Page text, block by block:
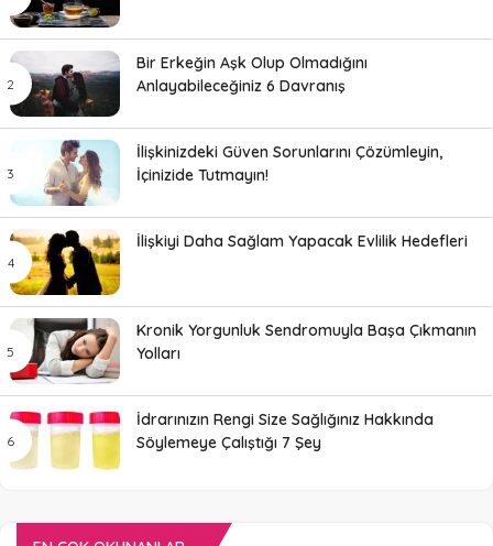
Bir Erkeğin Aşk Olup Olmadığını
Anlayabileceğiniz 6 Davranış
İlişkinizdeki Güven Sorunlarını Çözümleyin,
İçinizide Tutmayın!
İlişkiyi Daha Sağlam Yapacak Evlilik Hedefleri
Kronik Yorgunluk Sendromuyla Başa Çıkmanın
Yolları
İdrarınızın Rengi Size Sağlığınız Hakkında
Söylemeye Çalıştığı 7 Şey